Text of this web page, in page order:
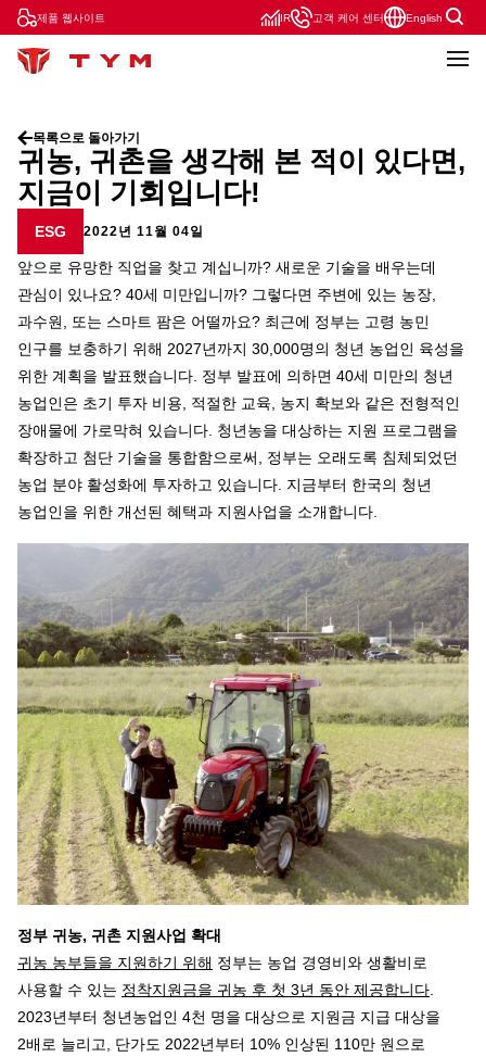
제품 웹사이트 IR 고객 케어 센터 English
목록으로 돌아가기
귀농, 귀촌을 생각해 본 적이 있다면,
지금이 기회입니다!
ESG 2022년 11월 04일
앞으로 유망한 직업을 찾고 계십니까? 새로운 기술을 배우는데
관심이 있나요? 40세 미만입니까? 그렇다면 주변에 있는 농장,
과수원, 또는 스마트 팜은 어떨까요? 최근에 정부는 고령 농민
인구를 보충하기 위해 2027년까지 30,000명의 청년 농업인 육성을
위한 계획을 발표했습니다. 정부 발표에 의하면 40세 미만의 청년
농업인은 초기 투자 비용, 적절한 교육, 농지 확보와 같은 전형적인
장애물에 가로막혀 있습니다. 청년농을 대상하는 지원 프로그램을
확장하고 첨단 기술을 통합함으로써, 정부는 오래도록 침체되었던
농업 분야 활성화에 투자하고 있습니다. 지금부터 한국의 청년
농업인을 위한 개선된 혜택과 지원사업을 소개합니다.
정부 귀농, 귀촌 지원사업 확대
귀농 농부들을 지원하기 위해 정부는 농업 경영비와 생활비로
사용할 수 있는 정착지원금을 귀농 후 첫 3년 동안 제공합니다
2023년부터 청년농업인 4천 명을 대상으로 지원금 지급 대상을
2배로 늘리고, 단가도 2022년부터 10% 인상된 110만 원으로